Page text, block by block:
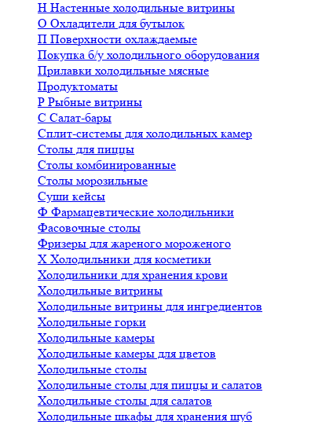
Н Настенные холодильные витрины
О Охладители для бутылок
П Поверхности охлаждаемые
Покупка б/у холодильного оборудования
Прилавки холодильные мясные
Продуктоматы
Р Рыбные витрины
С Салат-бары
Сплит-системы для холодильных камер
Столы для пиццы
Столы комбинированные
Столы морозильные
Суши кейсы
Ф Фармацевтические холодильники
Фасовочные столы
Фризеры для жареного мороженого
Х Холодильники для косметики
Холодильники для хранения крови
Холодильные витрины
Холодильные витрины для ингредиентов
Холодильные горки
Холодильные камеры
Холодильные камеры для цветов
Холодильные столы
Холодильные столы для пиццы и салатов
Холодильные столы для салатов
Холодильные шкафы для хранения шуб